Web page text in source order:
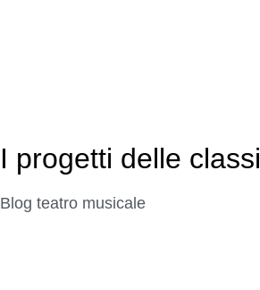
I progetti delle classi
Blog teatro musicale